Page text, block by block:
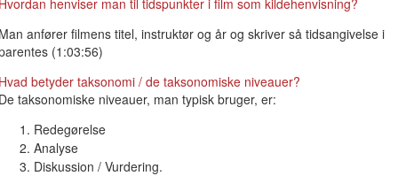
henviser man til tidspunkter i film som kildehenvisning?
anfører filmens titel, instruktør og år og skriver så tidsangivelse i
(1:03:56)
betyder taksonomi / de taksonomiske niveauer?
taksonomiske niveauer, man typisk bruger, er:
Redegørelse
Analyse
Diskussion / Vurdering.